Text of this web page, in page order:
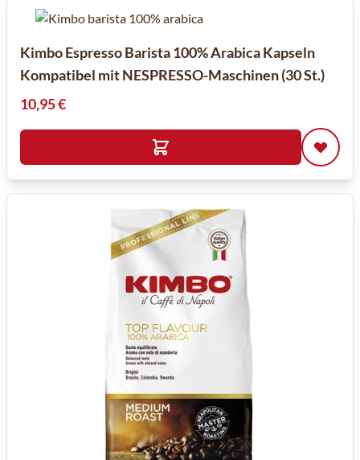
Kimbo Espresso Barista 100% Arabica Kapseln
Kompatibel mit NESPRESSO-Maschinen (30 St.)
10,95 €